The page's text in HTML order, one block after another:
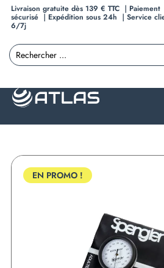
Livraison gratuite dès 139 € TTC ｜Paiement
sécurisé ｜Expédition sous 24h ｜Service
6/7j
EN PROMO !